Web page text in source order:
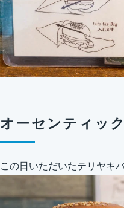
オーセンティッ
この日いただいたテリヤキ